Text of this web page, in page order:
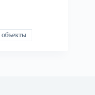
объекты